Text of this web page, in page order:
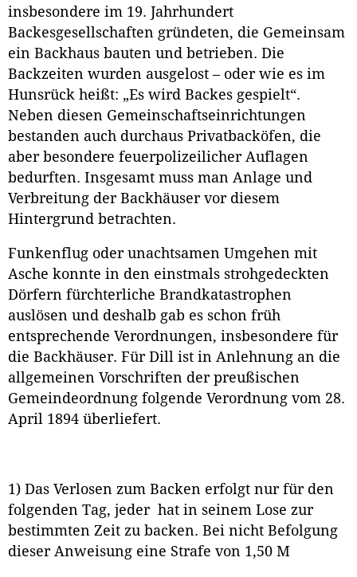
insbesondere im 19. Jahrhundert
Backesgesellschaften gründeten, die Gemeinsam
ein Backhaus bauten und betrieben. Die
Backzeiten wurden ausgelost – oder wie es im
Hunsrück heißt: „Es wird Backes gespielt“.
Neben diesen Gemeinschaftseinrichtungen
bestanden auch durchaus Privatbacköfen, die
aber besondere feuerpolizeilicher Auflagen
bedurften. Insgesamt muss man Anlage und
Verbreitung der Backhäuser vor diesem
Hintergrund betrachten.
Funkenflug oder unachtsamen Umgehen mit
Asche konnte in den einstmals strohgedeckten
Dörfern fürchterliche Brandkatastrophen
auslösen und deshalb gab es schon früh
entsprechende Verordnungen, insbesondere für
die Backhäuser. Für Dill ist in Anlehnung an die
allgemeinen Vorschriften der preußischen
Gemeindeordnung folgende Verordnung vom 28.
April 1894 überliefert.
1) Das Verlosen zum Backen erfolgt nur für den
folgenden Tag, jeder hat in seinem Lose zur
bestimmten Zeit zu backen. Bei nicht Befolgung
dieser Anweisung eine Strafe von 1,50 M